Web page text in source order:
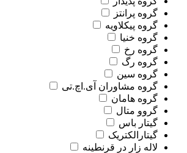
گروه پرانتز
گروه پیکلاویه
گروه خنیا
گروه رخ
گروه رگ
گروه سین
گروه مشاوران آی.اچ.تی
گروه هامان
گروو متال
گیتار باس
گیتارالکتریک
لاله زار در قرنطینه